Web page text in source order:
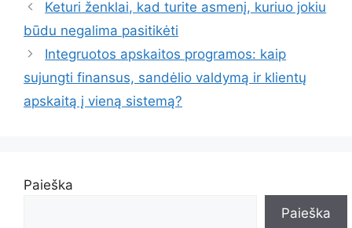
Keturi ženklai, kad turite asmenį, kuriuo jokiu
būdu negalima pasitikėti
Integruotos apskaitos programos: kaip
sujungti finansus, sandėlio valdymą ir klientų
apskaitą į vieną sistemą?
Paieška
Paieška